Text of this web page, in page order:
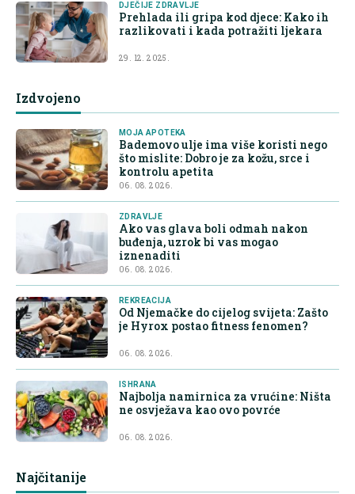
DJEČIJE ZDRAVLJE
Prehlada ili gripa kod djece: Kako ih
razlikovati i kada potražiti ljekara
29. 12. 2025.
Izdvojeno
MOJA APOTEKA
Bademovo ulje ima više koristi nego
što mislite: Dobro je za kožu, srce i
kontrolu apetita
06. 08. 2026.
ZDRAVLJE
Ako vas glava boli odmah nakon
buđenja, uzrok bi vas mogao
iznenaditi
06. 08. 2026.
REKREACIJA
Od Njemačke do cijelog svijeta: Zašto
je Hyrox postao fitness fenomen?
06. 08. 2026.
ISHRANA
Najbolja namirnica za vrućine: Ništa
ne osvježava kao ovo povrće
06. 08. 2026.
Najčitanije